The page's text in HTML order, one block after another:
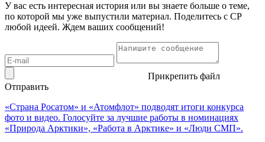
У вас есть интересная история или вы знаете больше о теме,
по которой мы уже выпустили материал. Поделитесь с СР
любой идеей. Ждем ваших сообщений!
Прикрепить файл
Отправить
«Страна Росатом» и «Атомфлот» подводят итоги конкурса
фото и видео. Голосуйте за лучшие работы в номинациях
«Природа Арктики», «Работа в Арктике» и «Люди СМП».